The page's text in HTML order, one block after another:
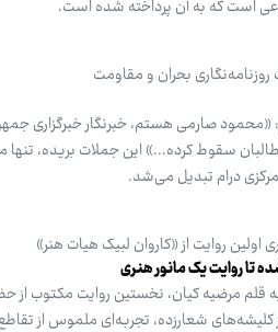
است که به آن پرداخته شده است.
بحران و مقاومت
«محمود صارمی هستم، خبرنگار خبرگزاری
سقوط کرده...» این جملات بریده، تنها
درام تبدیل می‌شد.
اولین روایت از «کاروان لبیک هیات هنر»
تا روایت یک مانور هنری
قلم مرضیه کیان، نخستین روایت مکتوب از
از کلیشه‌های شعارزده، تجربه‌ای ملموس از